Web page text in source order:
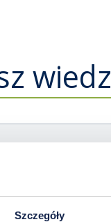
Szczegóły
– wynik
pierwiastków.